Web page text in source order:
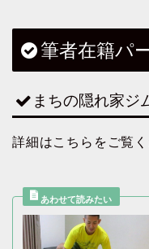
筆者在籍パ
まちの隠れ家ジ
詳細はこちらをご覧